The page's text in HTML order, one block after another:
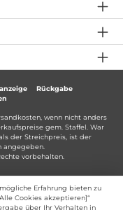
Rückgabe
, wenn nicht anders
gem. Staffel. War
der Streichpreis, ist der
angegeben.
vorbehalten.
Erfahrung bieten zu
Cookies akzeptieren]“
über Ihr Verhalten in